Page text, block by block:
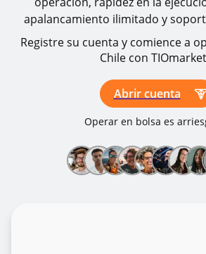
apalancamiento ilimitado y
Registre su cuenta y comience a
Chile con
Abrir cuenta
Operar en bolsa es